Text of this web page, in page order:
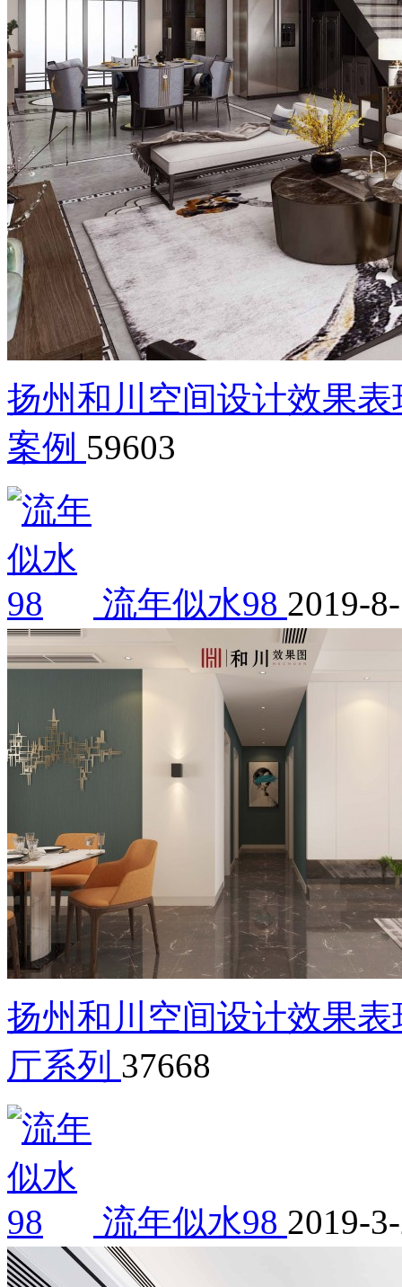
扬州和川空间设计效果
案例 59603
流年似水98 2019-
扬州和川空间设计效果
厅系列 37668
流年似水98 2019-